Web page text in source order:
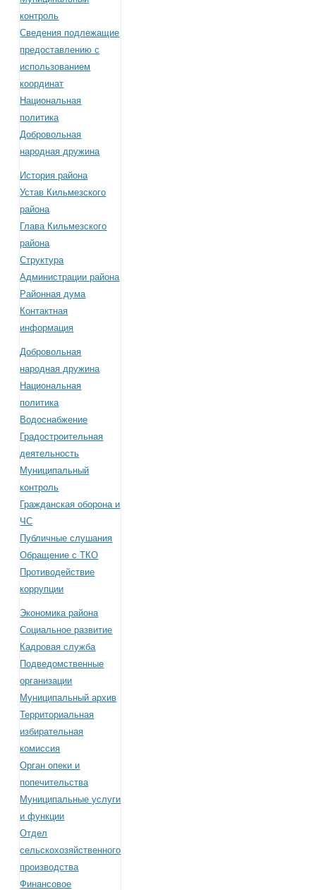
контроль
Сведения подлежащие
предоставлению с
использованием
координат
Национальная
политика
Добровольная
народная дружина
История района
Устав Кильмезского
района
Глава Кильмезского
района
Структура
Администрации района
Районная дума
Контактная
информация
Добровольная
народная дружина
Национальная
политика
Водоснабжение
Градостроительная
деятельность
Муниципальный
контроль
Гражданская оборона и
ЧС
Публичные слушания
Обращение с ТКО
Противодействие
коррупции
Экономика района
Социальное развитие
Кадровая служба
Подведомственные
организации
Муниципальный архив
Территориальная
избирательная
комиссия
Орган опеки и
попечительства
Муниципальные услуги
и функции
Отдел
сельскохозяйственного
производства
Финансовое